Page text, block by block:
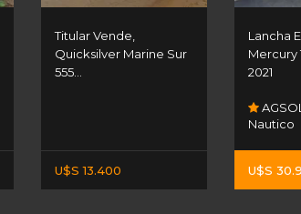
Titular Vende,
Quicksilver Marine Sur
555...
U$S 13.400
Lancha
Mercury
2021
Nautico
U$S